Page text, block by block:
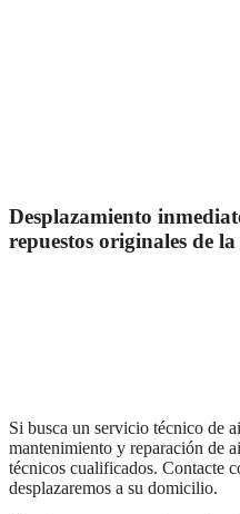
Desplazamiento
repuestos originales de
Si busca un servicio técnico de
mantenimiento y reparación de
técnicos cualificados. Contacte
desplazaremos a su domicilio.